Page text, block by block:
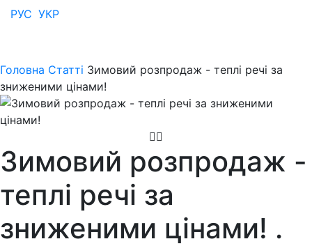
РУС УКР
Головна Статті Зимовий розпродаж - теплі речі за
зниженими цінами!
Зимовий розпродаж -
теплі речі за
зниженими цінами! .